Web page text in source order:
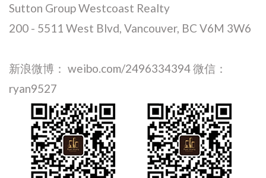
Sutton Group Westcoast Realty
200 - 5511 West Blvd, Vancouver, BC V6M 3W6
新浪微博： weibo.com/2496334394 微信：
ryan9527